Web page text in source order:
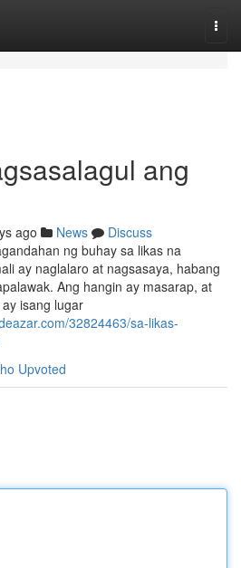
ang
ago News
Discuss
ng buhay sa likas na
ay naglalaro at nagsasaya, habang
Ang hangin ay masarap, at
isang lugar
32824463/sa-likas-
Upvoted